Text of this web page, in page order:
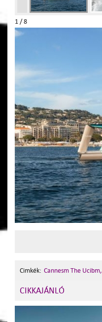
1 / 8
Cimkék: Cannesm The Ucibm,
CIKKAJÁNLÓ